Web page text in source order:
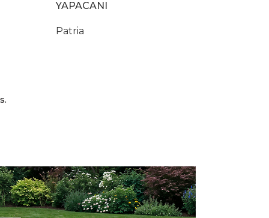
YAPACANI
Patria